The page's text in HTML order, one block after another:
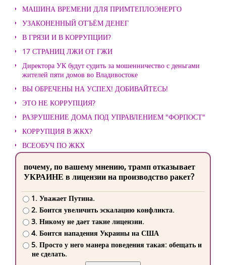
МАШИНА ВРЕМЕНИ ДЛЯ ПРИМТЕПЛОЭНЕРГО
УЗАКОНЕННЫЙ ОТЪЁМ ДЕНЕГ
В ГРЯЗИ И В КОРРУПЦИИ?
17 СТРАНИЦ ЛЖИ ОТ ГЖИ
Директора УК будут судить за мошенничество с деньгами
жителей пяти домов во Владивостоке
ВЫ ОБРЕЧЕНЫ НА УСПЕХ! ДОБИВАЙТЕСЬ!
ЭТО НЕ КОРРУПЦИЯ?
РАЗРУШЕНИЕ ДОМА ПОД УПРАВЛЕНИЕМ "ФОРПОСТ"
КОРРУПЦИЯ В ЖКХ?
ВСЕОБУЧ ПО ЖКХ
почему, по вашему мнению, трамп отказывает
УКРАИНЕ в лицензии на производство ракет?
1. Уважает Путина.
2. Боится увеличить эскалацию конфликта.
3. Никому не дает такие лицензии.
4. Боится нападения Украины на США
5. Просто у него манера поведения такая: обещать и
не сделать.